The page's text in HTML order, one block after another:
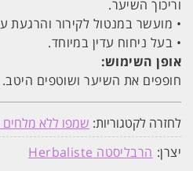
וריכוך השיער.
• מועשר במנטול לקירור והרגעת
• בעל ניחוח עדין במיוחד.
אופן השימוש:
חופפים את השיער ושוטפים היטב.
לחזרה לקטגוריות: שמפו ללא מלחים
יצרן: הרבליסטה Herbaliste